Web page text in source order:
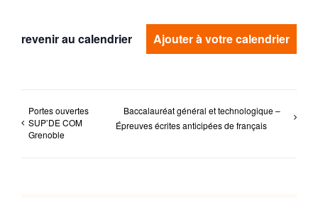
revenir au calendrier Ajouter à votre calendrier
Portes ouvertes
SUP’DE COM
Grenoble
Baccalauréat général et technologique –
Épreuves écrites anticipées de français